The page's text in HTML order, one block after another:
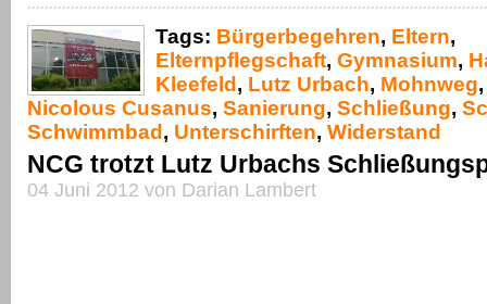
Tags: Bürgerbegehren, Eltern,
Elternpflegschaft, Gymnasium,
Kleefeld , Lutz Urbach, Mohnweg
Nicolous Cusanus, Sanierung, Schließung,
Schwimmbad , Unterschirften, Widerstand
NCG trotzt Lutz Urbachs
04 Juni 2012 von Darian Lambert